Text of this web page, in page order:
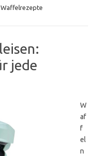
Waffelrezepte
jede
W
af
f
el
n